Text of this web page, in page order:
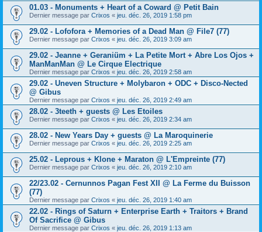
01.03 - Monuments + Heart of a Coward @ Petit Bain
Dernier message par Crixos « jeu. déc. 26, 2019 1:58 pm
29.02 - Lofofora + Memories of a Dead Man @ File7 (77)
Dernier message par Crixos « jeu. déc. 26, 2019 3:09 am
29.02 - Jeanne + Geraniüm + La Petite Mort + Abre Los Ojos +
ManManMan @ Le Cirque Electrique
Dernier message par Crixos « jeu. déc. 26, 2019 2:58 am
29.02 - Uneven Structure + Molybaron + ODC + Disco-Nected
@ Gibus
Dernier message par Crixos « jeu. déc. 26, 2019 2:49 am
28.02 - 3teeth + guests @ Les Etoiles
Dernier message par Crixos « jeu. déc. 26, 2019 2:34 am
28.02 - New Years Day + guests @ La Maroquinerie
Dernier message par Crixos « jeu. déc. 26, 2019 2:25 am
25.02 - Leprous + Klone + Maraton @ L'Empreinte (77)
Dernier message par Crixos « jeu. déc. 26, 2019 2:10 am
22/23.02 - Cernunnos Pagan Fest XII @ La Ferme du Buisson
(77)
Dernier message par Crixos « jeu. déc. 26, 2019 1:40 am
22.02 - Rings of Saturn + Enterprise Earth + Traitors + Brand
Of Sacrifice @ Gibus
Dernier message par Crixos « jeu. déc. 26, 2019 1:13 am